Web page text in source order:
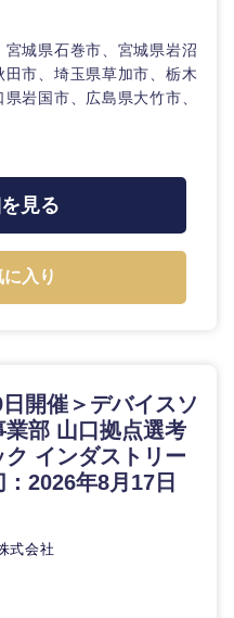
城県石巻市、宮城県岩沼
市、埼玉県草加市、栃木
岩国市、広島県大竹市、
見る
に入り
開催＞デバイスソ
業部 山口拠点選考
インダストリー
：2026年8月17日
式会社